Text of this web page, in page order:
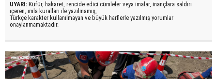
UYARI: Küfür, hakaret, rencide edici cümleler veya imalar, inançlara saldırı
içeren, imla kuralları ile yazılmamış,
Türkçe karakter kullanılmayan ve büyük harflerle yazılmış yorumlar
onaylanmamaktadır.